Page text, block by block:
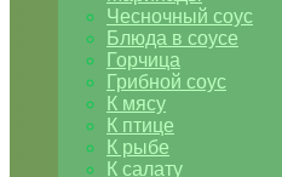
Чесночный соус
Блюда в соусе
Горчица
Грибной соус
К мясу
К птице
К рыбе
К салату